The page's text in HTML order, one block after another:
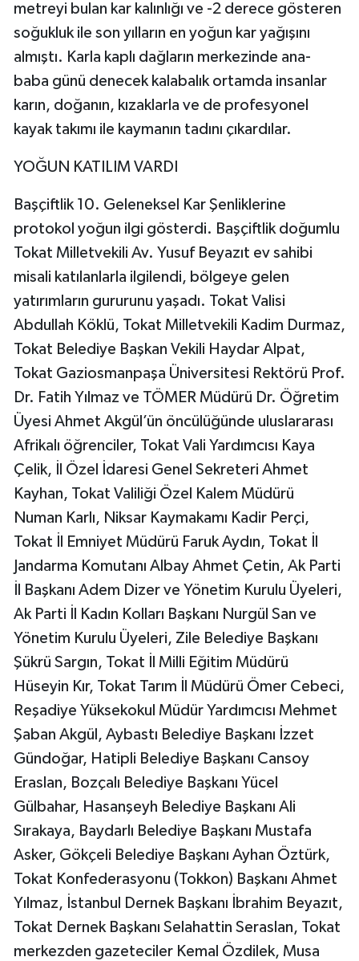
metreyi bulan kar kalınlığı ve -2 derece gösteren
soğukluk ile son yılların en yoğun kar yağışını
almıştı. Karla kaplı dağların merkezinde ana-
baba günü denecek kalabalık ortamda insanlar
karın, doğanın, kızaklarla ve de profesyonel
kayak takımı ile kaymanın tadını çıkardılar.
YOĞUN KATILIM VARDI
Başçiftlik 10. Geleneksel Kar Şenliklerine
protokol yoğun ilgi gösterdi. Başçiftlik doğumlu
Tokat Milletvekili Av. Yusuf Beyazıt ev sahibi
misali katılanlarla ilgilendi, bölgeye gelen
yatırımların gururunu yaşadı. Tokat Valisi
Abdullah Köklü, Tokat Milletvekili Kadim Durmaz,
Tokat Belediye Başkan Vekili Haydar Alpat,
Tokat Gaziosmanpaşa Üniversitesi Rektörü Prof.
Dr. Fatih Yılmaz ve TÖMER Müdürü Dr. Öğretim
Üyesi Ahmet Akgül’ün öncülüğünde uluslararası
Afrikalı öğrenciler, Tokat Vali Yardımcısı Kaya
Çelik, İl Özel İdaresi Genel Sekreteri Ahmet
Kayhan, Tokat Valiliği Özel Kalem Müdürü
Numan Karlı, Niksar Kaymakamı Kadir Perçi,
Tokat İl Emniyet Müdürü Faruk Aydın, Tokat İl
Jandarma Komutanı Albay Ahmet Çetin, Ak Parti
İl Başkanı Adem Dizer ve Yönetim Kurulu Üyeleri,
Ak Parti İl Kadın Kolları Başkanı Nurgül San ve
Yönetim Kurulu Üyeleri, Zile Belediye Başkanı
Şükrü Sargın, Tokat İl Milli Eğitim Müdürü
Hüseyin Kır, Tokat Tarım İl Müdürü Ömer Cebeci,
Reşadiye Yüksekokul Müdür Yardımcısı Mehmet
Şaban Akgül, Aybastı Belediye Başkanı İzzet
Gündoğar, Hatipli Belediye Başkanı Cansoy
Eraslan, Bozçalı Belediye Başkanı Yücel
Gülbahar, Hasanşeyh Belediye Başkanı Ali
Sırakaya, Baydarlı Belediye Başkanı Mustafa
Asker, Gökçeli Belediye Başkanı Ayhan Öztürk,
Tokat Konfederasyonu (Tokkon) Başkanı Ahmet
Yılmaz, İstanbul Dernek Başkanı İbrahim Beyazıt,
Tokat Dernek Başkanı Selahattin Seraslan, Tokat
merkezden gazeteciler Kemal Özdilek, Musa